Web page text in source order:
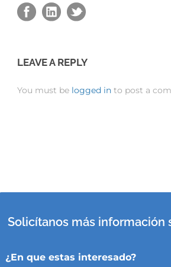
LEAVE A REPLY
You must be logged in to post a
Solicítanos más información
¿En que estas interesado?